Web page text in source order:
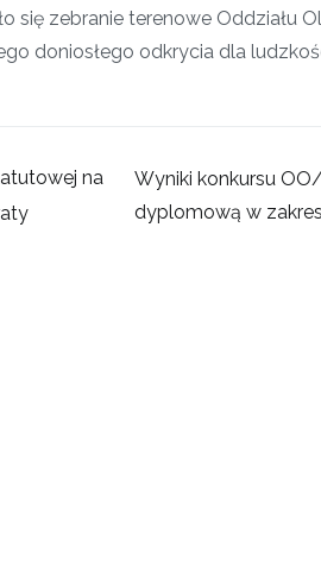
się zebranie terenowe Oddziału
doniosłego odkrycia dla
na
Wyniki konkursu
dyplomową w